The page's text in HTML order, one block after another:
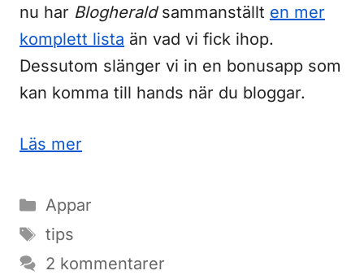
nu har Blogheraldsammanställt en mer
komplett lista än vad vi fick ihop.
Dessutom slänger vi in en bonusapp som
kan komma till hands när du bloggar.
Läs mer
Kategorier
Appar
Etiketter
tips
2 kommentarer